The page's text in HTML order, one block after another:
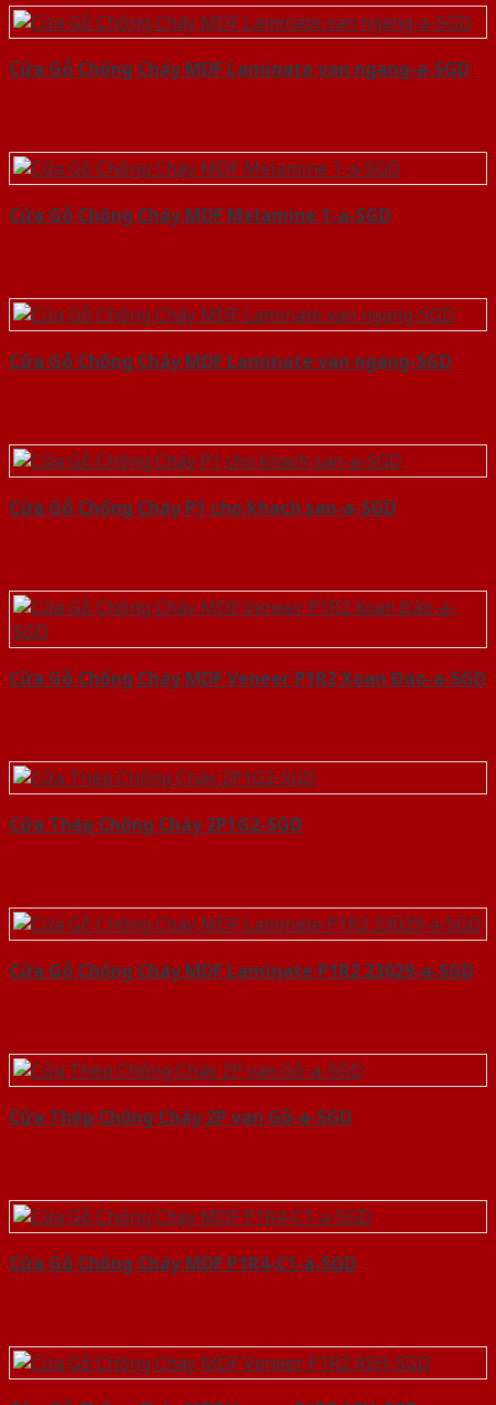
Cửa Gỗ Chống Cháy MDF Laminate van ngang-a-SGD
Cửa Gỗ Chống Cháy MDF Melamine 1-a-SGD
Cửa Gỗ Chống Cháy MDF Laminate van ngang-SGD
Cửa Gỗ Chống Cháy P1 cho khach san-a-SGD
Cửa Gỗ Chống Cháy MDF Veneer P1R2 Xoan Đào-a-SGD
Cửa Thép Chống Cháy 2P1G2-SGD
Cửa Gỗ Chống Cháy MDF Laminate P1R2 23029-a-SGD
Cửa Thép Chống Cháy 2P van Gỗ-a-SGD
Cửa Gỗ Chống Cháy MDF P1R4-C1-a-SGD